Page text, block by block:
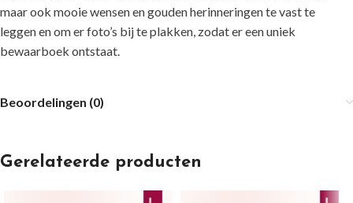
maar ook mooie wensen en gouden herinneringen te vast te
leggen en om er foto’s bij te plakken, zodat er een uniek
bewaarboek ontstaat.
Beoordelingen (0)
Gerelateerde producten